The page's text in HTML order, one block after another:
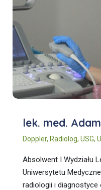
lek. med.
Doppler, Radiolog, USG,
Absolwent I Wydziału
Uniwersytetu
radiologii i